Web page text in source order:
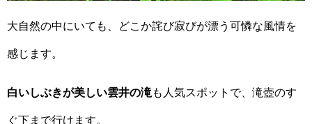
大自然の中にいても、どこか詫び寂びが漂う可憐な風情を
感じます。
白いしぶきが美しい雲井の滝 も人気スポットで、滝壺のす
ぐ下まで行けます。